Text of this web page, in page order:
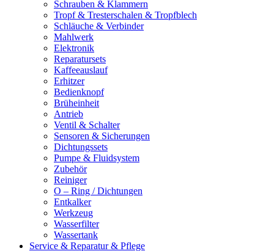
Schrauben & Klammern
Tropf & Tresterschalen & Tropfblech
Schläuche & Verbinder
Mahlwerk
Elektronik
Reparatursets
Kaffeeauslauf
Erhitzer
Bedienknopf
Brüheinheit
Antrieb
Ventil & Schalter
Sensoren & Sicherungen
Dichtungssets
Pumpe & Fluidsystem
Zubehör
Reiniger
O – Ring / Dichtungen
Entkalker
Werkzeug
Wasserfilter
Wassertank
Service & Reparatur & Pflege